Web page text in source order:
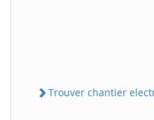
Trouver chantier